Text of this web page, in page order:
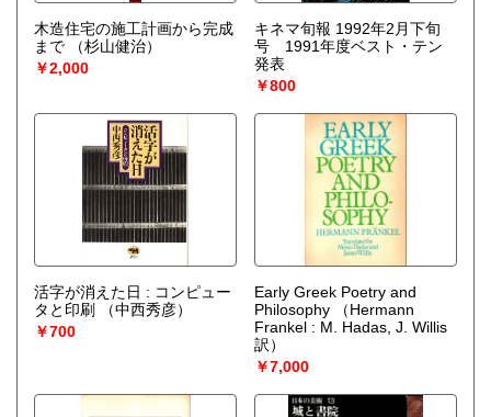
木造住宅の施工計画から完成
まで
（杉山健治）
￥2,000
キネマ旬報 1992年2月下旬
号 1991年度ベスト・テン
発表
￥800
活字が消えた日 : コンピュー
タと印刷
（中西秀彦）
￥700
Early Greek Poetry and
Philosophy
（Hermann
Frankel : M. Hadas, J. Willis
訳）
￥7,000